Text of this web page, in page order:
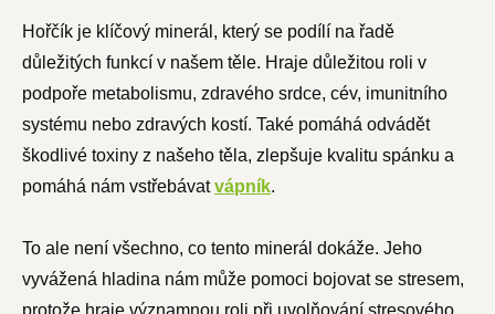
Hořčík je klíčový minerál, který se podílí na řadě
důležitých funkcí v našem těle. Hraje důležitou roli v
podpoře metabolismu, zdravého srdce, cév, imunitního
systému nebo zdravých kostí. Také pomáhá odvádět
škodlivé toxiny z našeho těla, zlepšuje kvalitu spánku a
pomáhá nám vstřebávatvápník.
To ale není všechno, co tento minerál dokáže. Jeho
vyvážená hladina nám může pomoci bojovat se stresem,
protože hraje významnou roli při uvolňování stresového